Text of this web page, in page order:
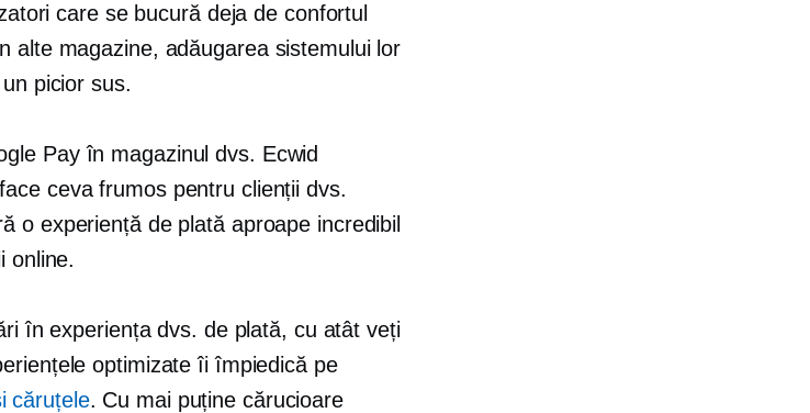
care se bucură deja de confortul
alte magazine, adăugarea sistemului lor
picior sus.
Pay în magazinul dvs. Ecwid
ceva frumos pentru clienții dvs.
o experiență de plată aproape incredibil
online.
în experiența dvs. de plată, cu atât veți
optimizate îi împiedică pe
căruțele. Cu mai puține cărucioare